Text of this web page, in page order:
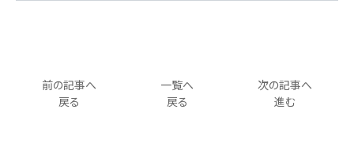
一覧へ
戻る
前の記事へ
戻る
次の記事へ
進む